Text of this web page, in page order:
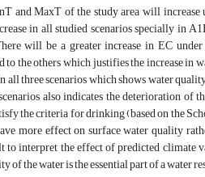
and MaxT of the study area will
in all studied scenarios specially in
will be a greater increase in EC
the others which justifies the increase in
all three scenarios which shows water
also indicates the deterioration of
the criteria for drinking (based on the
more effect on surface water quality
interpret the effect of predicted climate
the water is the essential part of a water